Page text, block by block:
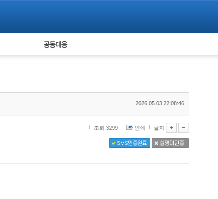
피해자 공동대응
2026.05.03 22:08:46
조회 3299 인쇄 글자